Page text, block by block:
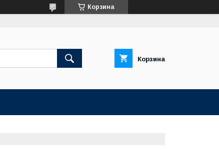
Корзина
Корзина